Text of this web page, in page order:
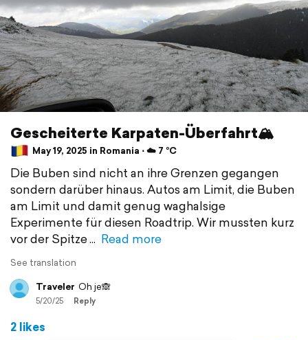
Gescheiterte Karpaten-Überfahrt🏔️
May 19, 2025 in Romania ⋅ ☁️ 7 °C
Die Buben sind nicht an ihre Grenzen gegangen
sondern darüber hinaus. Autos am Limit, die Buben
am Limit und damit genug waghalsige
Experimente für diesen Roadtrip. Wir mussten kurz
vor der Spitze
Read more
See translation
Traveler Oh je🙈
5/20/25 Reply
2 likes